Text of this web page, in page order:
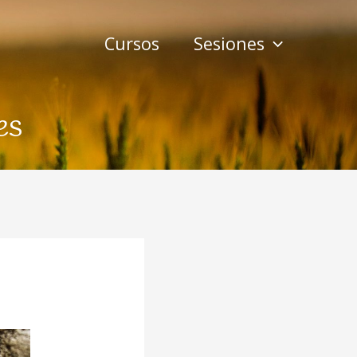
Cursos Sesiones